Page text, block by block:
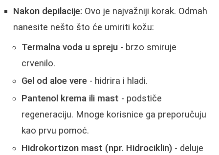
Nakon depilacije: Ovo je najvažniji korak. Odmah
nanesite nešto što će umiriti kožu:
Termalna voda u spreju - brzo smiruje
crvenilo.
Gel od aloe vere - hidrira i hladi.
Pantenol krema ili mast - podstiče
regeneraciju. Mnoge korisnice ga preporučuju
kao prvu pomoć.
Hidrokortizon mast (npr. Hidrociklin) - deluje